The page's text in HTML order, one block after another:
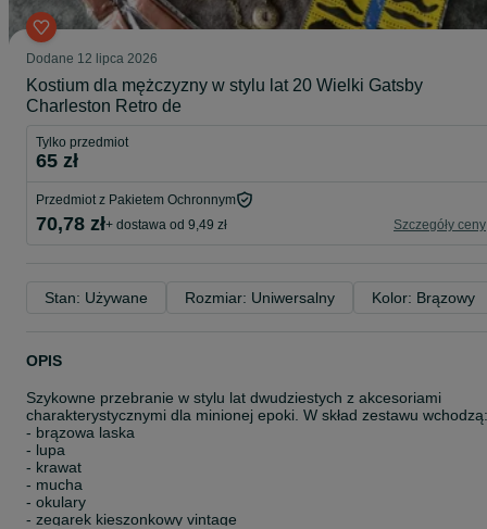
Dodane 12 lipca 2026
Kostium dla mężczyzny w stylu lat 20 Wielki Gatsby
Charleston Retro de
Tylko przedmiot
65 zł
Przedmiot z Pakietem Ochronnym
70,78 zł+ dostawa od 9,49 zł Szczegóły ceny
Stan: Używane Rozmiar: Uniwersalny Kolor: Brązowy
OPIS
Szykowne przebranie w stylu lat dwudziestych z akcesoriami
charakterystycznymi dla minionej epoki. W skład zestawu wchodzą:
- brązowa laska
- lupa
- krawat
- mucha
- okulary
- zegarek kieszonkowy vintage